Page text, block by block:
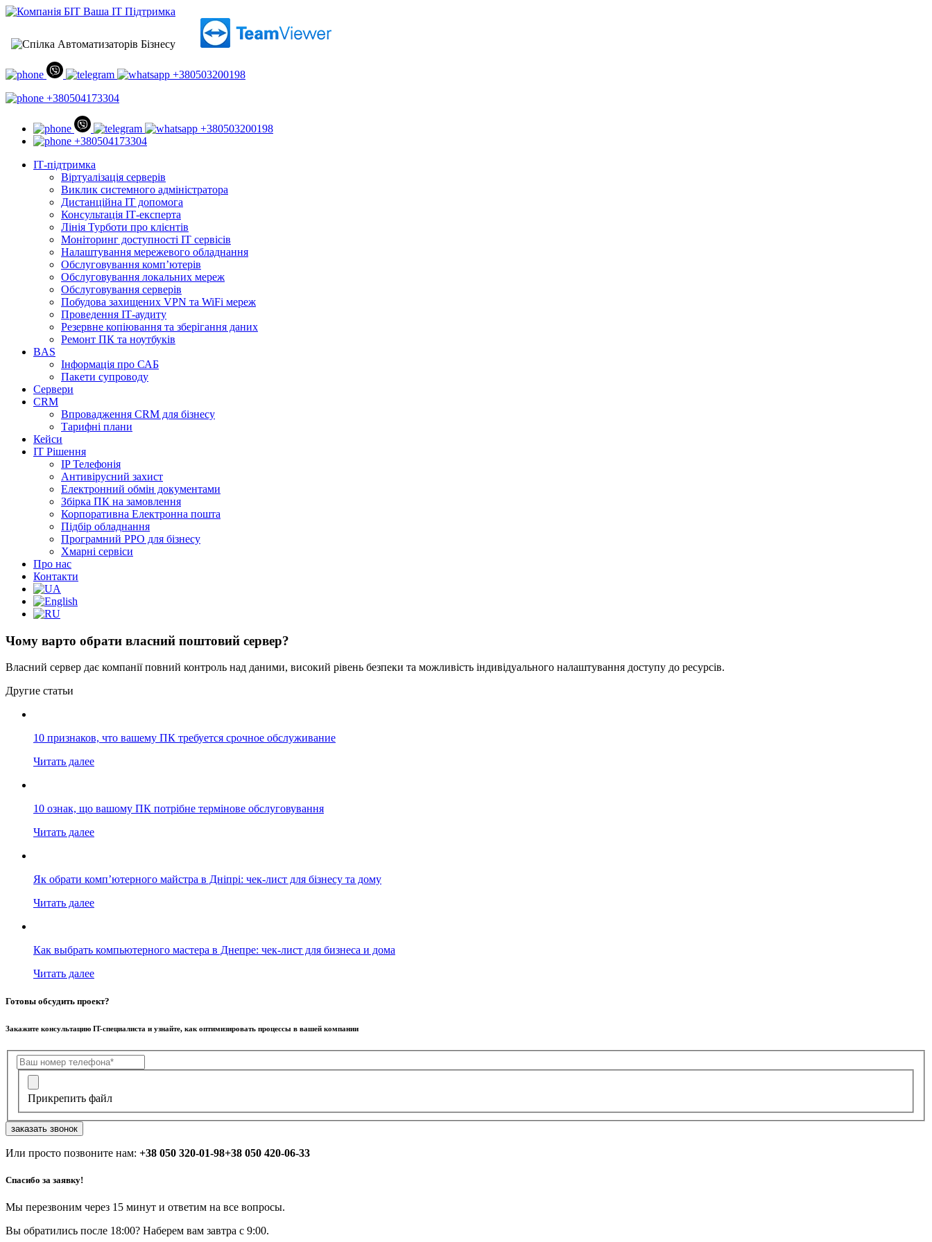
+380503200198
+380504173304
+380503200198
+380504173304
ІТ-підтримка
Віртуалізація серверів
Виклик системного адміністратора
Дистанційна ІТ допомога
Консультація ІТ-експерта
Лінія Турботи про клієнтів
Моніторинг доступності ІТ сервісів
Налаштування мережевого обладнання
Обслуговування комп’ютерів
Обслуговування локальних мереж
Обслуговування серверів
Побудова захищених VPN та WiFi мереж
Проведення ІТ-аудиту
Резервне копіювання та зберігання даних
Ремонт ПК та ноутбуків
BAS
Інформація про САБ
Пакети супроводу
Сервери
CRM
Впровадження CRM для бізнесу
Тарифні плани
Кейси
ІТ Рішення
IP Телефонія
Антивірусний захист
Електронний обмін документами
Збірка ПК на замовлення
Корпоративна Електронна пошта
Підбір обладнання
Програмний РРО для бізнесу
Хмарні сервіси
Про нас
Контакти
Чому варто обрати власний поштовий сервер?
Власний сервер дає компанії повний контроль над даними, високий рівень безпеки та можливість індивідуального налаштування доступу до ресурсів.
Другие статьи
10 признаков, что вашему ПК требуется срочное обслуживание
Читать далее
10 ознак, що вашому ПК потрібне термінове обслуговування
Читать далее
Як обрати комп’ютерного майстра в Дніпрі: чек-лист для бізнесу та дому
Читать далее
Как выбрать компьютерного мастера в Днепре: чек-лист для бизнеса и дома
Читать далее
Готовы обсудить проект?
Закажите консультацию IT-специалиста и узнайте, как оптимизировать процессы в вашей компании
Прикрепить файл
заказать звонок
Или просто позвоните нам: +38 050 320-01-98+38 050 420-06-33
Спасибо за заявку!
Мы перезвоним через 15 минут и ответим на все вопросы.
Вы обратились после 18:00? Наберем вам завтра с 9:00.